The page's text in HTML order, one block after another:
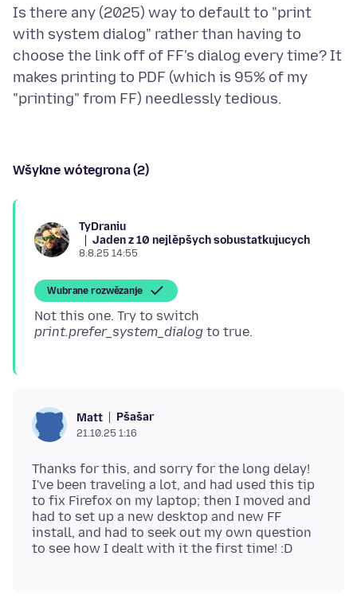
Is there any (2025) way to default to "print
with system dialog" rather than having to
choose the link off of FF's dialog every time? It
makes printing to PDF (which is 95% of my
Wšykne wótegrona (2)
TyDraniu
Jaden z 10 nejlěpšych sobustatkujucych
8.8.25 14:55
Wubrane rozwězanje
Not this one. Try to switch
print.prefer_system_dialog
Matt Pšašaŕ
21.10.25 1:16
Thanks for this, and sorry for the long delay!
I've been traveling a lot, and had used this tip
to fix Firefox on my laptop; then I moved and
had to set up a new desktop and new FF
install, and had to seek out my own question